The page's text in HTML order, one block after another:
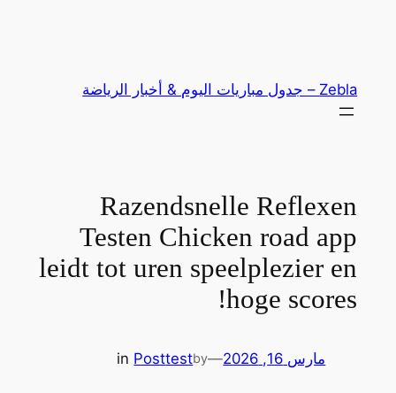
Zebla – جدول مباريات اليوم & أخبار الرياضة
Razendsnelle Reflexen
Testen Chicken road app
leidt tot uren speelplezier en
hoge scores!
مارس 16, 2026 —
by
test
in Post